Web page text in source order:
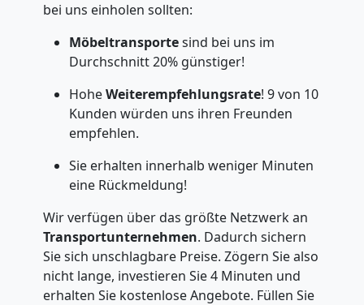
bei uns einholen sollten:
Möbeltransportesind bei uns im
Durchschnitt 20% günstiger!
HoheWeiterempfehlungsrate! 9 von 10
Kunden würden uns ihren Freunden
empfehlen.
Sie erhalten innerhalb weniger Minuten
eine Rückmeldung!
Wir verfügen über das größte Netzwerk an
Transportunternehmen. Dadurch sichern
Sie sich unschlagbare Preise. Zögern Sie also
nicht lange, investieren Sie 4 Minuten und
erhalten Sie kostenlose Angebote. Füllen Sie